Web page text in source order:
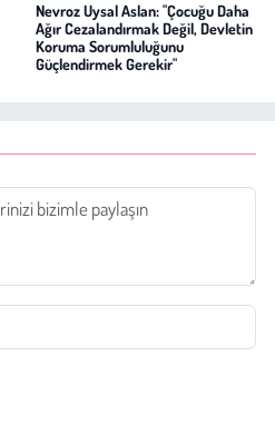
Nevroz Uysal Aslan: "Çocuğu Daha
Ağır Cezalandırmak Değil, Devletin
Koruma Sorumluluğunu
Güçlendirmek Gerekir"